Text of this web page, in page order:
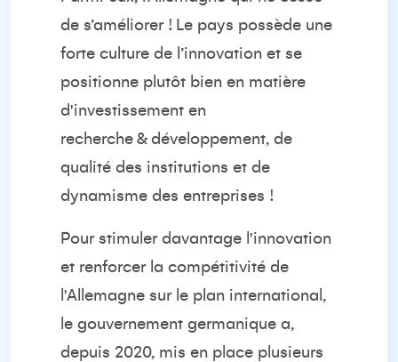
de s’améliorer ! Le pays possède une
forte culture de l’innovation et se
positionne plutôt bien en matière
d'investissement en
recherche & développement, de
qualité des institutions et de
dynamisme des entreprises !
Pour stimuler davantage l'innovation
et renforcer la compétitivité de
l'Allemagne sur le plan international,
le gouvernement germanique a,
depuis 2020, mis en place plusieurs